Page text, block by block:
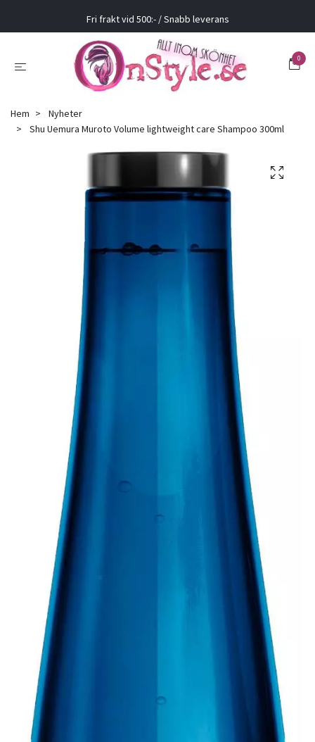
Fri frakt vid 500:- / Snabb leverans
0
Hem
Nyheter
Shu Uemura Muroto Volume lightweight care Shampoo 300ml